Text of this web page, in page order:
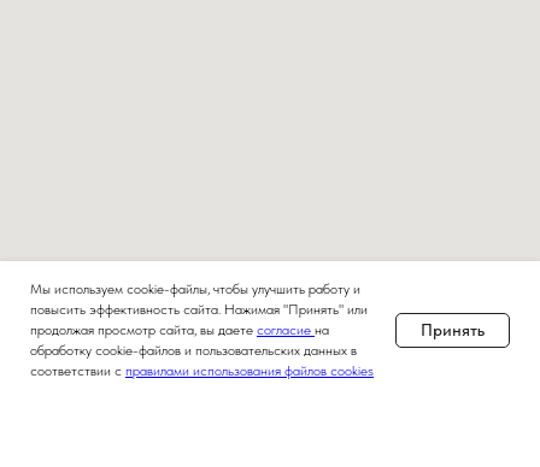
Мы используем cookie-файлы, чтобы улучшить работу и
повысить эффективность сайта. Нажимая "Принять" или
продолжая просмотр сайта, вы даете согласие на
обработку cookie-файлов и пользовательских данных в
соответствии с правилами использования файлов cookies
Принять